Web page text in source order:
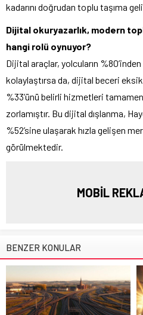
kadarını doğrudan toplu taşıma
Dijital okuryazarlık, modern
hangi rolü oynuyor?
Dijital araçlar, yolcuların
kolaylaştırsa da, dijital beceri
%33’ünü belirli hizmetleri
zorlamıştır. Bu dijital dışlanma,
%52’sine ulaşarak hızla gelişen
görülmektedir.
MOBİL
BENZER KONULAR